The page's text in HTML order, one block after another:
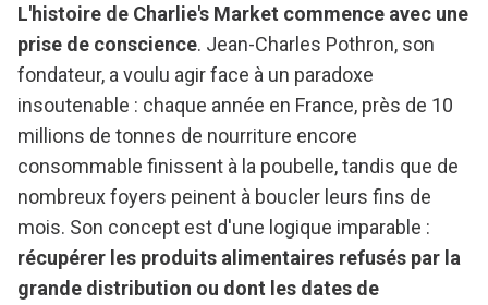
L'histoire de Charlie's Market commence avec une
prise de conscience. Jean-Charles Pothron, son
fondateur, a voulu agir face à un paradoxe
insoutenable : chaque année en France, près de 10
millions de tonnes de nourriture encore
consommable finissent à la poubelle, tandis que de
nombreux foyers peinent à boucler leurs fins de
mois. Son concept est d'une logique imparable :
récupérer les produits alimentaires refusés par la
grande distribution ou dont les dates de